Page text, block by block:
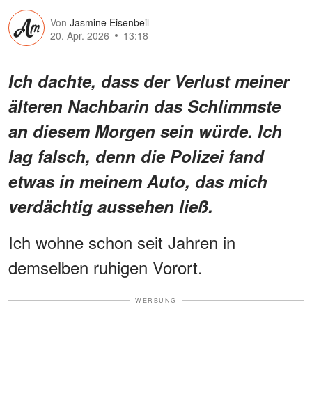
Von Jasmine Eisenbeil
20. Apr. 2026
13:18
Ich dachte, dass der Verlust meiner
älteren Nachbarin das Schlimmste
an diesem Morgen sein würde. Ich
lag falsch, denn die Polizei fand
etwas in meinem Auto, das mich
verdächtig aussehen ließ.
Ich wohne schon seit Jahren in
demselben ruhigen Vorort.
WERBUNG